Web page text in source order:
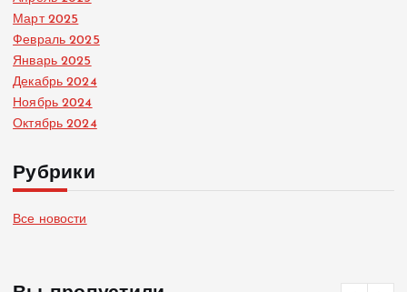
Март 2025
Февраль 2025
Январь 2025
Декабрь 2024
Ноябрь 2024
Октябрь 2024
Рубрики
Все новости